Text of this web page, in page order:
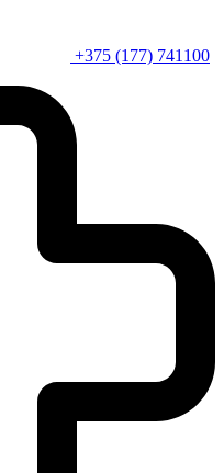
+375 (177) 741100